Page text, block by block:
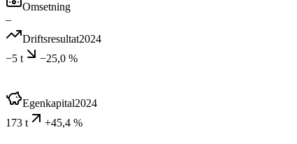
Omsetning
–
Driftsresultat2024
−5 t
−25,0 %
Egenkapital2024
173 t
+45,4 %